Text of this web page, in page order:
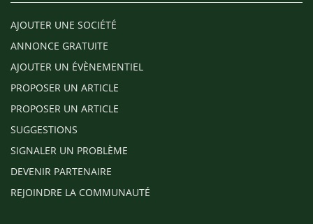
AJOUTER UNE SOCIÉTÉ
ANNONCE GRATUITE
AJOUTER UN ÉVÈNEMENTIEL
PROPOSER UN ARTICLE
PROPOSER UN ARTICLE
SUGGESTIONS
SIGNALER UN PROBLÈME
DEVENIR PARTENAIRE
REJOINDRE LA COMMUNAUTÉ